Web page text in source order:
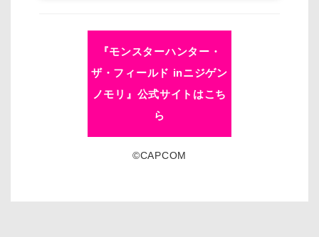
『モンスターハンター・
ザ・フィールド inニジゲン
ノモリ』公式サイトはこち
ら
©CAPCOM